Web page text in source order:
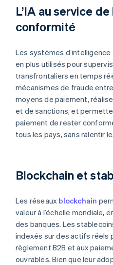
L’IA au service
conformité
Les systèmes
en plus utilisés pour
transfrontaliers en temps
mécanismes de fraude
moyens de paiement,
et de sanctions, et
paiement de rester
tous les pays, sans ralentir
Blockchain et
Les réseaux blockchain
valeur à l’échelle mondiale,
des banques. Les
indexés sur des actifs réels
règlement B2B et aux
ouvrables. Bien que leur